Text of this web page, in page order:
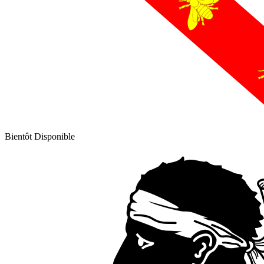
Bientôt Disponible